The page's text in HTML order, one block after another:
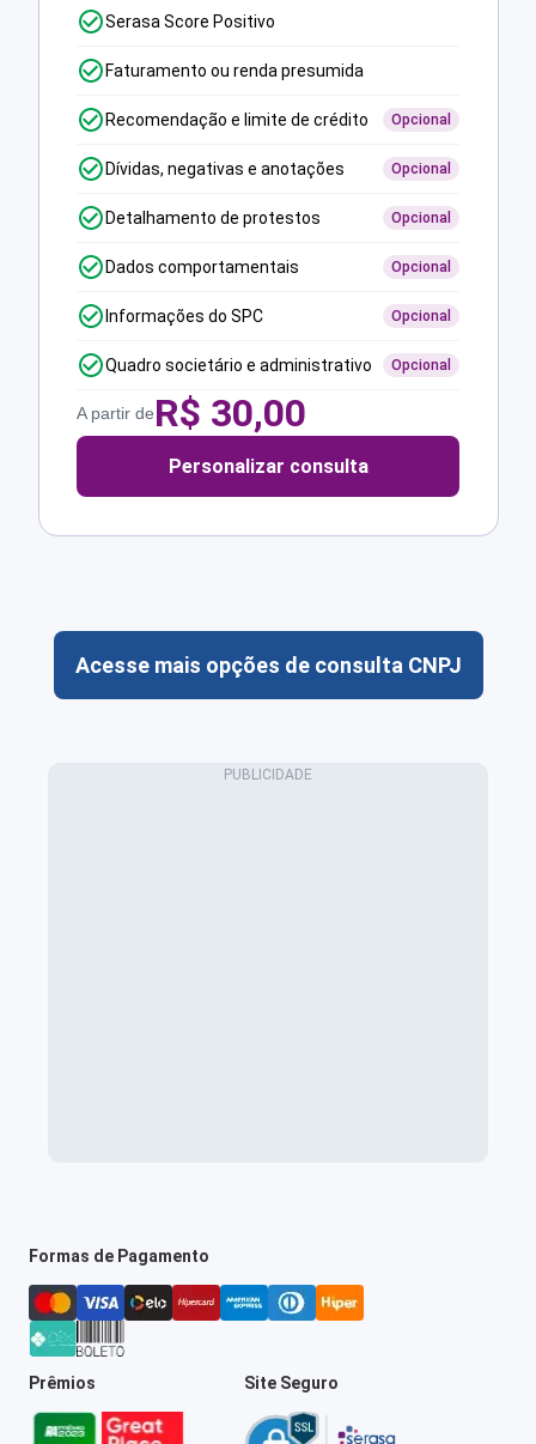
Serasa Score Positivo
Faturamento ou renda presumida
Recomendação e limite de crédito Opcional
Dívidas, negativas e anotações Opcional
Detalhamento de protestos Opcional
Dados comportamentais Opcional
Informações do SPC Opcional
Quadro societário e administrativo Opcional
A partir deR$ 30,00
Personalizar consulta
Acesse mais opções de consulta CNPJ
Formas de Pagamento
Prêmios Site Seguro